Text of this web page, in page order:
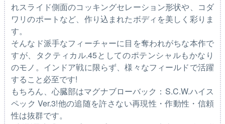
れスライド側面のコッキングセレーション形状や、コダ
ワリのポートなど、作り込まれたボディを美しく彩りま
す。
そんなド派手なフィーチャーに目を奪われがちな本作で
すが、タクティカル.45としてのポテンシャルもかなり
のモノ。インドア戦に限らず、様々なフィールドで活躍
すること必至です!
もちろん、心臓部はマグナブローバック：S.C.W.ハイス
ペック Ver.3!他の追随を許さない再現性・作動性・信頼
性は抜群です。